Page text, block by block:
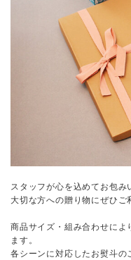
スタッフが心を込めてお包み
大切な方への贈り物にぜひご
商品サイズ・組み合わせによ
ます。
各シーンに対応したお熨斗